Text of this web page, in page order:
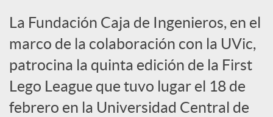
e
s
S
La Fundación Caja de Ingenieros, en el
marco de la colaboración con la UVic,
patrocina la quinta edición de la First
Lego League que tuvo lugar el 18 de
febrero en la Universidad Central de